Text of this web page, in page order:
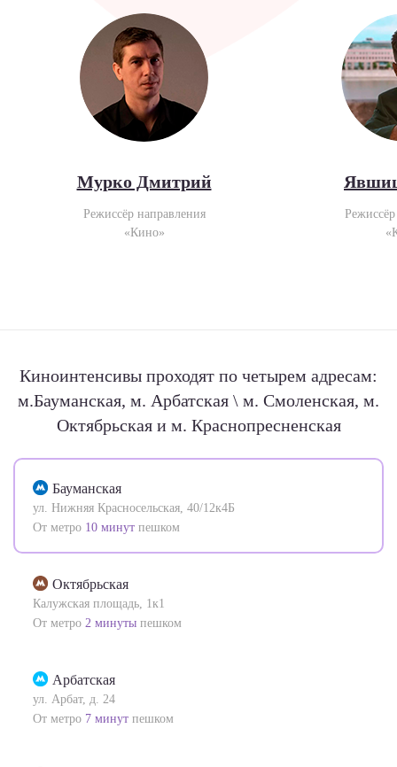
Мурко Дмитрий
Режиссёр направления
«Кино»
Киноинтенсивы проходят по четырем адресам:
м.Бауманская, м. Арбатская \ м. Смоленская, м.
Октябрьская и м. Краснопресненская
Бауманская
ул. Нижняя Красносельская, 40/12к4Б
От метро 10 минут пешком
Октябрьская
Калужская площадь, 1к1
От метро 2 минуты пешком
Арбатская
ул. Арбат, д. 24
От метро 7 минут пешком